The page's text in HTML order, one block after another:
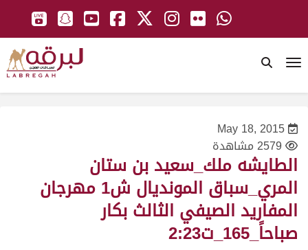
May 18, 2015
2579 مشاهدة
الطايشه ملك_سعيد بن ستان
المري_سباق المونديال ش1 مهرجان
المفاريد الصيفي الثالث بكار
صباحاً_165_ت2:23